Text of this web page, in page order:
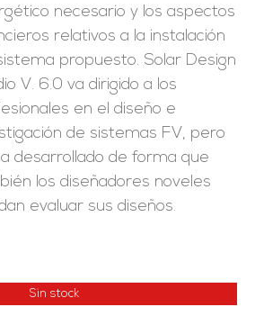
necesario y los aspectos
relativos a la instalación
propuesto. Solar Design
V. 6.0 va dirigido a los
en el diseño e
de sistemas FV, pero
desarrollado de forma que
los diseñadores noveles
evaluar sus diseños.
Sin stock